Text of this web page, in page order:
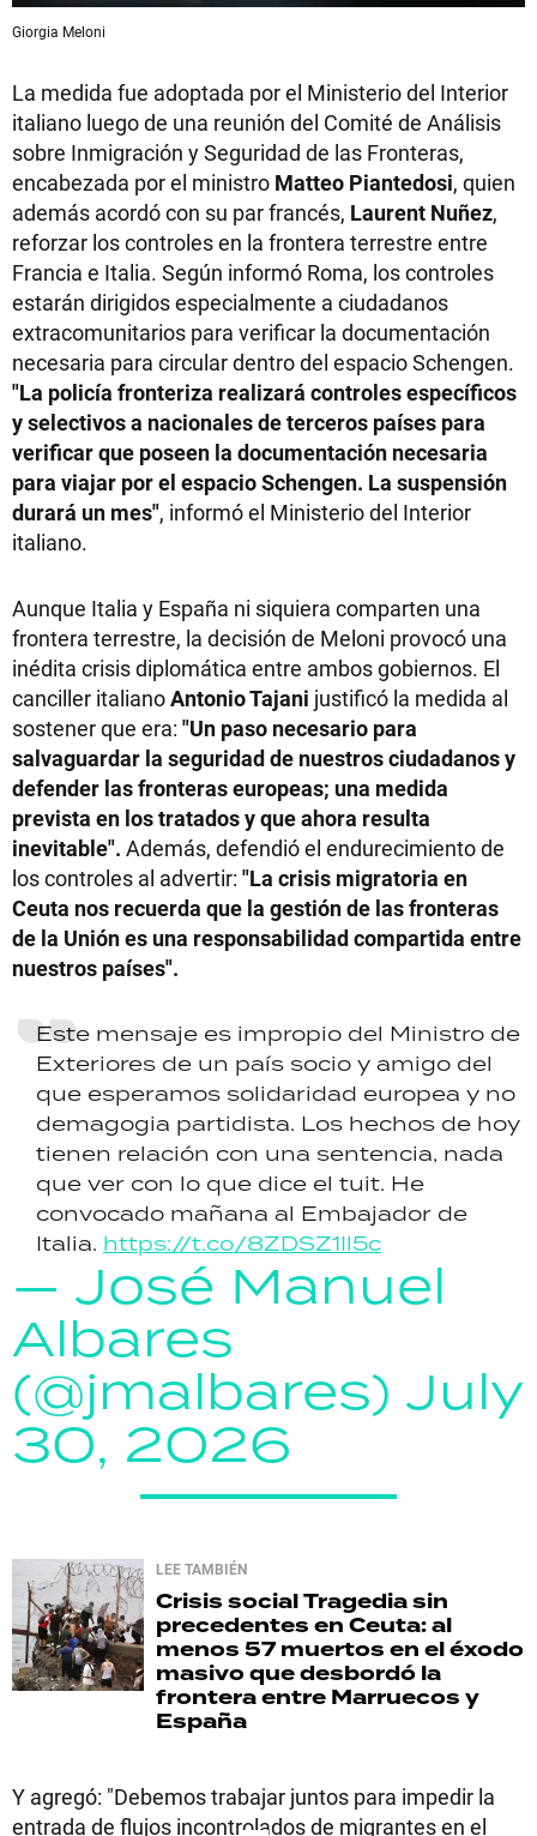
Giorgia Meloni
La medida fue adoptada por el Ministerio del Interior
italiano luego de una reunión del Comité de Análisis
sobre Inmigración y Seguridad de las Fronteras,
encabezada por el ministro Matteo Piantedosi, quien
además acordó con su par francés, Laurent Nuñez,
reforzar los controles en la frontera terrestre entre
Francia e Italia. Según informó Roma, los controles
estarán dirigidos especialmente a ciudadanos
extracomunitarios para verificar la documentación
necesaria para circular dentro del espacio Schengen.
"La policía fronteriza realizará controles específicos
y selectivos a nacionales de terceros países para
verificar que poseen la documentación necesaria
para viajar por el espacio Schengen. La suspensión
durará un mes", informó el Ministerio del Interior
italiano.
Aunque Italia y España ni siquiera comparten una
frontera terrestre, la decisión de Meloni provocó una
inédita crisis diplomática entre ambos gobiernos. El
canciller italianoAntonio Tajani justificó la medida al
sostener que era: "Un paso necesario para
salvaguardar la seguridad de nuestros ciudadanos y
defender las fronteras europeas; una medida
prevista en los tratados y que ahora resulta
inevitable". Además, defendió el endurecimiento de
los controles al advertir: "La crisis migratoria en
Ceuta nos recuerda que la gestión de las fronteras
de la Unión es una responsabilidad compartida entre
nuestros países".
Este mensaje es impropio del Ministro de
Exteriores de un país socio y amigo del
que esperamos solidaridad europea y no
demagogia partidista. Los hechos de hoy
tienen relación con una sentencia, nada
que ver con lo que dice el tuit. He
convocado mañana al Embajador de
Italia. https://t.co/8ZDSZ1Il5c
— José Manuel
Albares
(@jmalbares) July
30, 2026
LEE TAMBIÉN
Crisis socialTragedia sin
precedentes en Ceuta: al
menos 57 muertos en el éxodo
masivo que desbordó la
frontera entre Marruecos y
España
Y agregó: "Debemos trabajar juntos para impedir la
entrada de flujos incontrolados de migrantes en el